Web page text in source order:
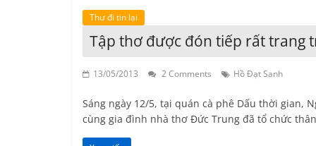
Thư đi tin lại
Tập thơ được đón tiếp rất trang
13/05/2013 2 Comments Hồ Đạt Sanh
Sáng ngày 12/5, tại quán cà phê Dấu thời gian,
cùng gia đình nhà thơ Đức Trung đã tổ chức